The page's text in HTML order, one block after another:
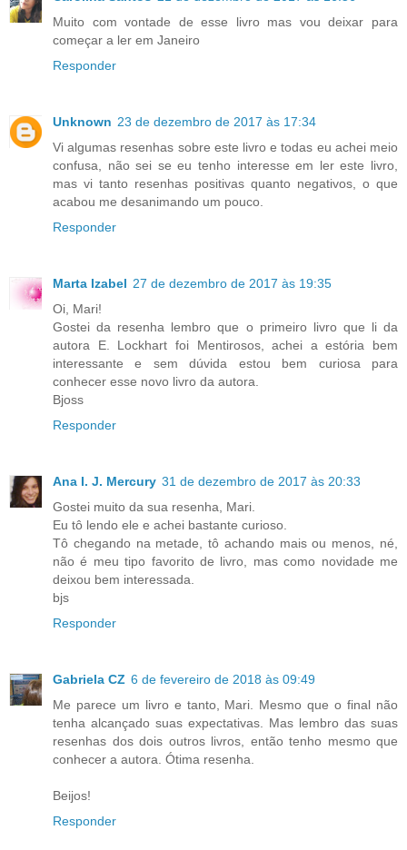
Muito com vontade de esse livro mas vou deixar para
começar a ler em Janeiro
Responder
Unknown 23 de dezembro de 2017 às 17:34
Vi algumas resenhas sobre este livro e todas eu achei meio
confusa, não sei se eu tenho interesse em ler este livro,
mas vi tanto resenhas positivas quanto negativos, o que
acabou me desanimando um pouco.
Responder
Marta Izabel 27 de dezembro de 2017 às 19:35
Oi, Mari!
Gostei da resenha lembro que o primeiro livro que li da
autora E. Lockhart foi Mentirosos, achei a estória bem
interessante e sem dúvida estou bem curiosa para
conhecer esse novo livro da autora.
Bjoss
Responder
Ana I. J. Mercury 31 de dezembro de 2017 às 20:33
Gostei muito da sua resenha, Mari.
Eu tô lendo ele e achei bastante curioso.
Tô chegando na metade, tô achando mais ou menos, né,
não é meu tipo favorito de livro, mas como novidade me
deixou bem interessada.
bjs
Responder
Gabriela CZ 6 de fevereiro de 2018 às 09:49
Me parece um livro e tanto, Mari. Mesmo que o final não
tenha alcançado suas expectativas. Mas lembro das suas
resenhas dos dois outros livros, então tenho mesmo que
conhecer a autora. Ótima resenha.
Beijos!
Responder